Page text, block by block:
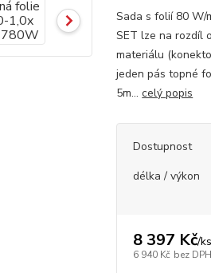
Sada s folií 80 W/
SET lze na rozdíl
materiálu
jeden pás topné
5m...celý popis
Dostupnost
délka / výkon
8 397 Kč/ks
6 940 Kč bez DPH